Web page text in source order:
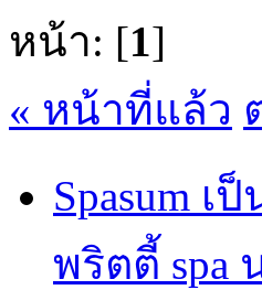
หน้า: [1]
« หน้าที่แล้ว
Spasum
พริตตี้ spa